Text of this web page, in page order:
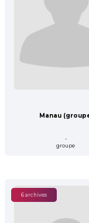
Manau
-
groupe
6 archives